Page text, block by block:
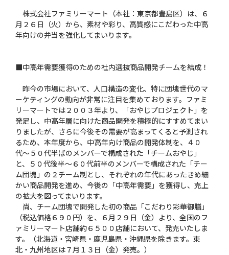
株式会社ファミリーマート（本社：東京都豊島区）は、６
月２６日（火）から、素材や彩り、高質感にこだわった中高
年向けの弁当を強化してまいります。
■中高年需要獲得のための社内選抜商品開発チームを結成！
昨今の市場において、人口構造の変化、特に団塊世代のマ
ーケティングの動向が非常に注目を集めております。ファミ
リーマートでは２００３年より、「おやじプロジェクト」を
発足し、中高年層に向けた商品開発を積極的にすすめてまい
りましたが、さらに今後その需要が高まってくると予測され
るため、本年度から、中高年向け商品の開発体制を、４０
代〜５０代半ばのメンバーで構成された「チームおやじ」
と、５０代後半〜６０代前半のメンバーで構成された「チー
ム団塊」の２チーム制とし、それぞれの年代にあったきめ細
かい商品開発を進め、今後の「中高年需要」を獲得し、売上
の拡大を図ってまいります。
尚、チーム団塊で開発した初の商品「こだわり彩華御膳」
（税込価格６９０円）を、６月２９日（金）より、全国のフ
ァミリーマート店舗約６５００店舗において、発売いたしま
す。（北海道・宮崎県・鹿児島県・沖縄県を除きます。東
北・九州地区は７月１３日（金）発売。）